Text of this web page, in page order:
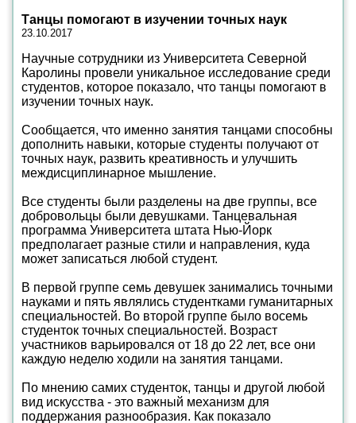
Танцы помогают в изучении точных наук
23.10.2017
Научные сотрудники из Университета Северной
Каролины провели уникальное исследование среди
студентов, которое показало, что танцы помогают в
изучении точных наук.
Сообщается, что именно занятия танцами способны
дополнить навыки, которые студенты получают от
точных наук, развить креативность и улучшить
междисциплинарное мышление.
Все студенты были разделены на две группы, все
добровольцы были девушками. Танцевальная
программа Университета штата Нью-Йорк
предполагает разные стили и направления, куда
может записаться любой студент.
В первой группе семь девушек занимались точными
науками и пять являлись студентками гуманитарных
специальностей. Во второй группе было восемь
студенток точных специальностей. Возраст
участников варьировался от 18 до 22 лет, все они
каждую неделю ходили на занятия танцами.
По мнению самих студенток, танцы и другой любой
вид искусства - это важный механизм для
поддержания разнообразия. Как показало